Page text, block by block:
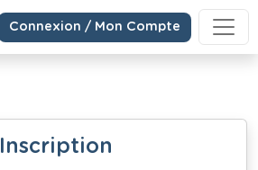
Connexion / Mon Compte
Inscription